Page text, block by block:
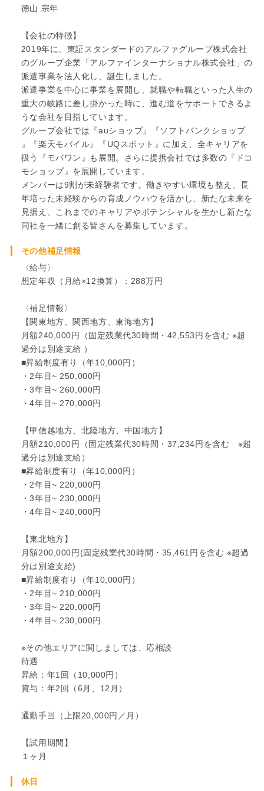
徳山 宗年
【会社の特徴】
2019年に、東証スタンダードのアルファグループ株式会社
のグループ企業「アルファインターナショナル株式会社」の
派遣事業を法人化し、誕生しました。
派遣事業を中心に事業を展開し、就職や転職といった人生の
重大の岐路に差し掛かった時に、進む道をサポートできるよ
うな会社を目指しています。
グループ会社では『auショップ』『ソフトバンクショップ
』『楽天モバイル』『UQスポット』に加え、全キャリアを
扱う『モバワン』も展開。さらに提携会社では多数の『ドコ
モショップ』を展開しています。
メンバーは9割が未経験者です。働きやすい環境も整え、長
年培った未経験からの育成ノウハウを活かし、新たな未来を
見据え、これまでのキャリアやポテンシャルを生かし新たな
同社を一緒に創る皆さんを募集しています。
その他補足情報
〈給与〉
想定年収（月給×12換算）：288万円
〈補足情報〉
【関東地方、関西地方、東海地方】
月額240,000円（固定残業代30時間・42,553円を含む ※超
過分は別途支給 ）
■昇給制度有り（年10,000円）
・2年目~ 250,000円
・3年目~ 260,000円
・4年目~ 270,000円
【甲信越地方、北陸地方、中国地方】
月額210,000円（固定残業代30時間・37,234円を含む ※超
過分は別途支給）
■昇給制度有り（年10,000円）
・2年目~ 220,000円
・3年目~ 230,000円
・4年目~ 240,000円
【東北地方】
月額200,000円(固定残業代30時間・35,461円を含む ※超過
分は別途支給)
■昇給制度有り（年10,000円）
・2年目~ 210,000円
・3年目~ 220,000円
・4年目~ 230,000円
※その他エリアに関しましては、応相談
待遇
昇給：年1回（10,000円）
賞与：年2回（6月、12月）
通勤手当（上限20,000円／月）
【試用期間】
１ヶ月
休日